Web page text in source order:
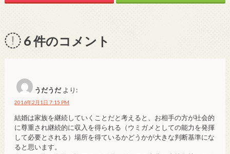
6件のコメント
うだうだ より:
2016年2月1日 7:15 PM
結婚は家族を継続していくことだと考えると、お相手の方が社会的
に尊重され継続的に収入を得られる（ウミガメとしての能力を発揮
して必要とされる）場所を得ているかどうかが大きな判断基準にな
ると思います。